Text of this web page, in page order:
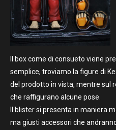
Il box come di consueto viene
semplice, troviamo la figure di
del prodotto in vista, mentre sul
che raffigurano alcune pose.
Il blister si presenta in maniera
ma giusti accessori che